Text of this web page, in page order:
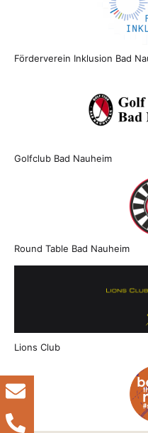
Förderverein Inklusion Bad
Golfclub Bad Nauheim
Round Table Bad Nauheim
Lions Club